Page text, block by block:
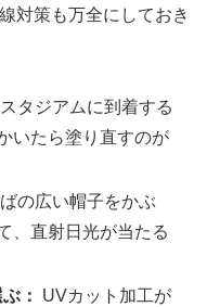
対策も万全にしておき
スタジアムに到着する
いたら塗り直すのが
の広い帽子をかぶ
、直射日光が当たる
：
UVカット加工が